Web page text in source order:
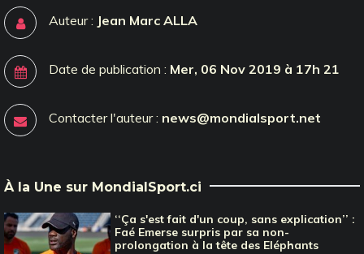
Auteur : Jean Marc ALLA
Date de publication : Mer, 06 Nov 2019 à 17h 21
Contacter l'auteur : news@mondialsport.net
À la Une sur MondialSport.ci
‘‘Ça s'est fait d'un coup, sans explication’’ :
Faé Emerse surpris par sa non-
prolongation à la tête des Eléphants